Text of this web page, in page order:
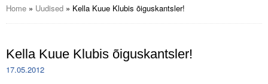
ICC Eesti liikmebaas
Astu ICC Eesti liikmeks!
Home » Uudised » Kella Kuue Klubis õiguskantsler!
Kella Kuue Klubis õiguskantsler!
17.05.2012